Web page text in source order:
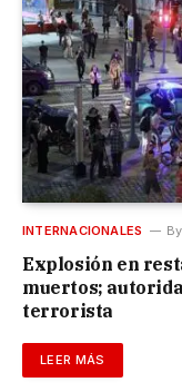
INTERNACIONALES By
Explosión en
muertos;
terrorista
LEER MÁS